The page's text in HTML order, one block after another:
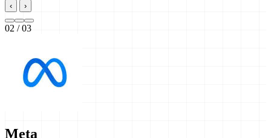
‹ ›
02 / 03
Meta